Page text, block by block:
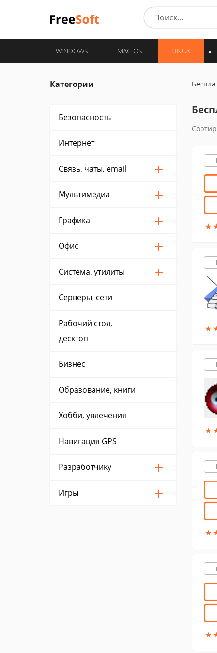
WINDOWS MAC OS LINUX
Категории
Безопасность
Интернет
Связь, чаты, email
Мультимедиа
Графика
Офис
Система, утилиты
Серверы, сети
Рабочий стол,
десктоп
Бизнес
Образование, книги
Хобби, увлечения
Навигация GPS
Разработчику
Игры
★
★
★
★
★
★
★
★
★
★